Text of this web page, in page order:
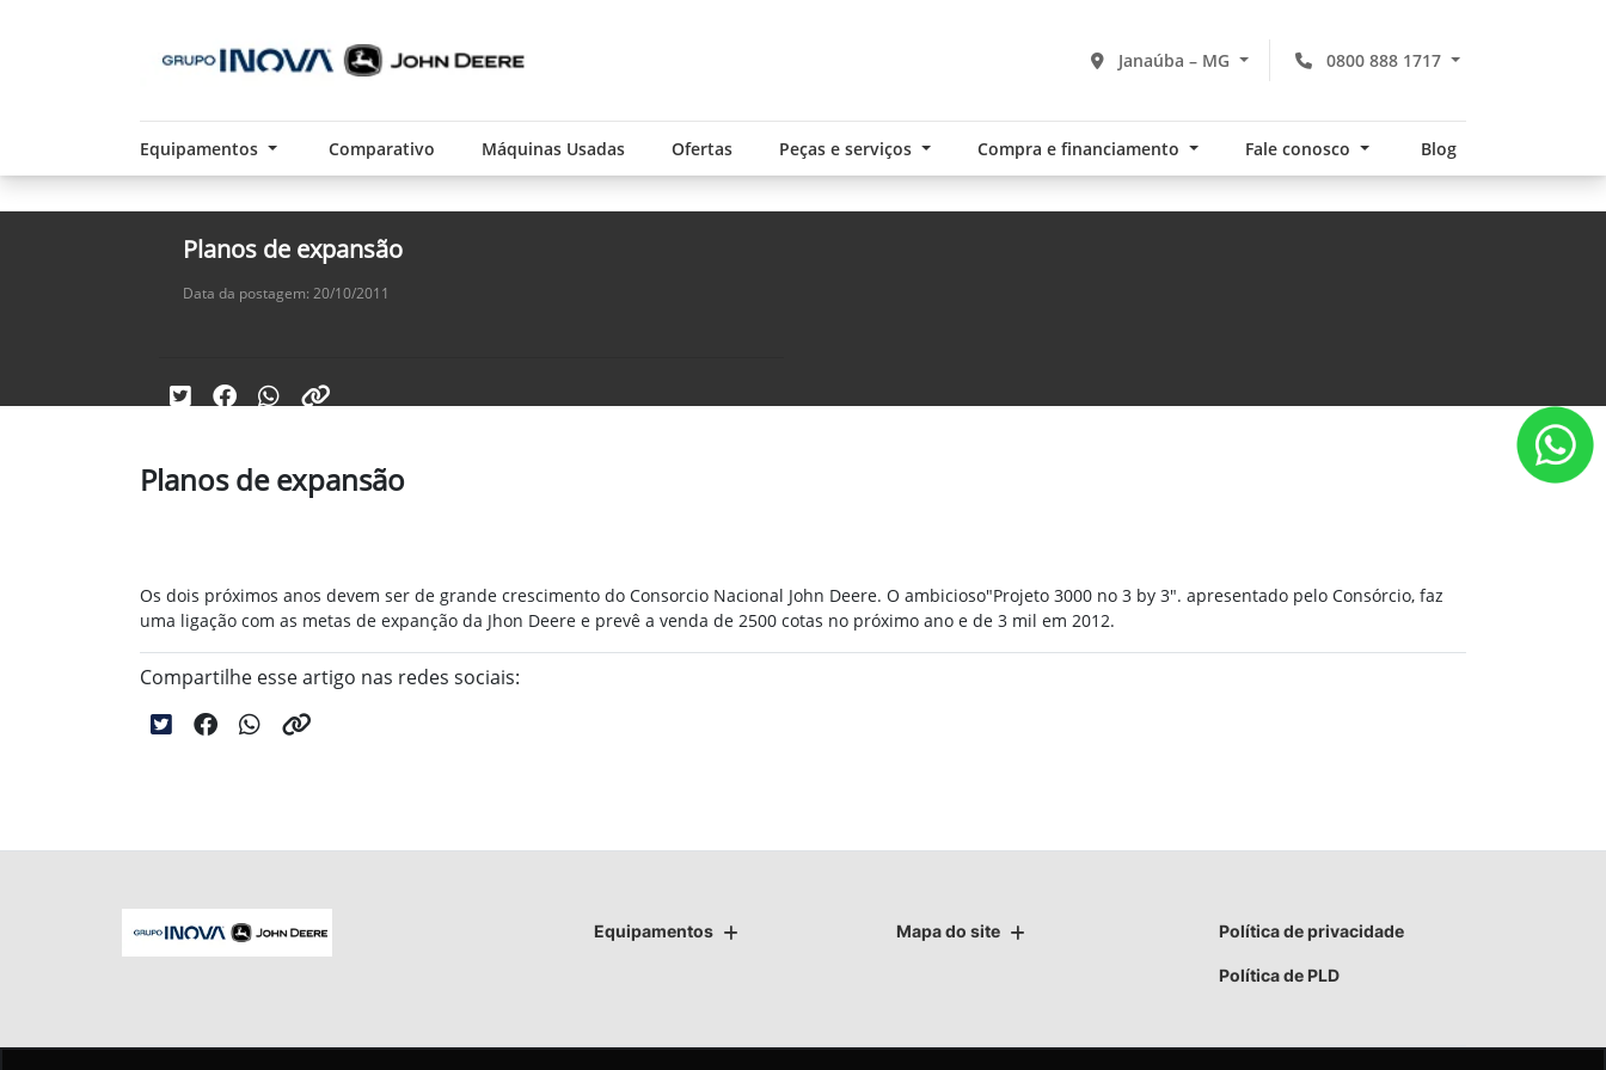
0800 888 1717
Janaúba – MG
Equipamentos Comparativo Máquinas Usadas Ofertas Peças e serviços Compra e financiamento Fale conosco Blog
Planos de expansão
Data da postagem: 20/10/2011
Planos de expansão
Os dois próximos anos devem ser de grande crescimento do Consorcio Nacional John Deere. O ambicioso"Projeto 3000 no 3 by 3". apresentado pelo Consórcio, faz
uma ligação com as metas de expanção da Jhon Deere e prevê a venda de 2500 cotas no próximo ano e de 3 mil em 2012.
Compartilhe esse artigo nas redes sociais:
Equipamentos Mapa do site Política de privacidade
Política de PLD